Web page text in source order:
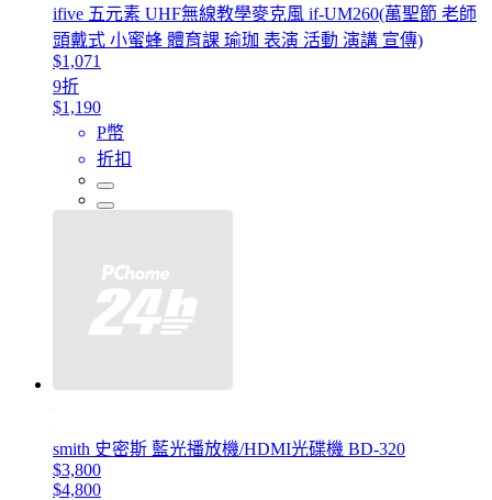
ifive 五元素 UHF無線教學麥克風 if-UM260(萬聖節 老師
頭戴式 小蜜蜂 體育課 瑜珈 表演 活動 演講 宣傳)
$1,071
9折
$1,190
P幣
折扣
smith 史密斯 藍光播放機/HDMI光碟機 BD-320
$3,800
$4,800